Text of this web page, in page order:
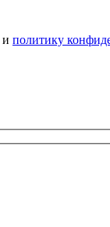
и политику